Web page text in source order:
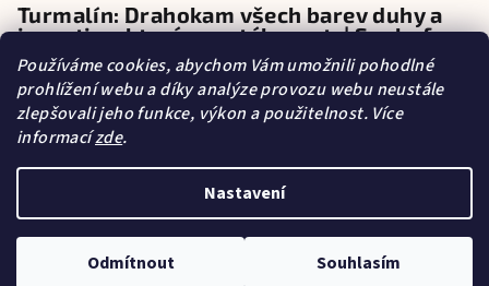
Používáme cookies, abychom Vám umožnili pohodlné
prohlížení webu a díky analýze provozu webu neustále
zlepšovali jeho funkce, výkon a použitelnost. Více
informacízde.
Nastavení
Odmítnout Souhlasím
Turmalín: Drahokam všech barev duhy a
investice, která neustále roste| Soul of
Aurora
Turmalín: Drahokam všech barev duhy a investice, která neustále
roste Pokud exi...
O mně
SOUL OF AURORA